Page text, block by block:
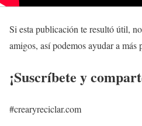
Si esta publicación te resultó útil,
amigos, así podemos ayudar a más
¡Suscríbete y
#crearyreciclar.com